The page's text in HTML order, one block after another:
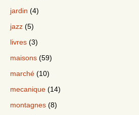
jardin (4)
jazz (5)
livres (3)
maisons (59)
marché (10)
mecanique (14)
montagnes (8)